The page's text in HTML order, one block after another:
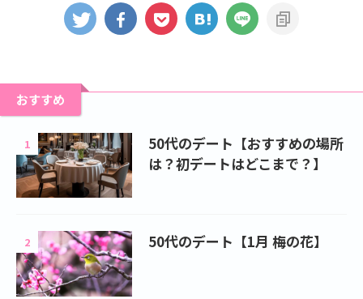
おすすめ
1
50代のデート【おすすめの場所
は？初デートはどこまで？】
2 50代のデート【1月 梅の花】